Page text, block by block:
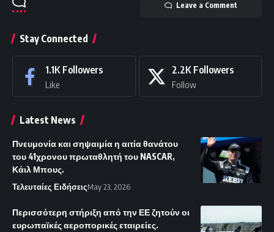
Leave a Comment
Stay Connected
1.1K Followers
Like
2.2K Followers
Follow
Latest News
Πνευμονία και σηψαιμία η αιτία θανάτου
του 41χρονου πρωταθλητή του NASCAR,
Κάιλ Μπους.
Τελευταίες ΕιδήσειςMay 23, 2026
Περισσότερη στήριξη από την ΕΕ ζητούν οι
ευρωπαϊκές αεροπορικές εταιρείες.